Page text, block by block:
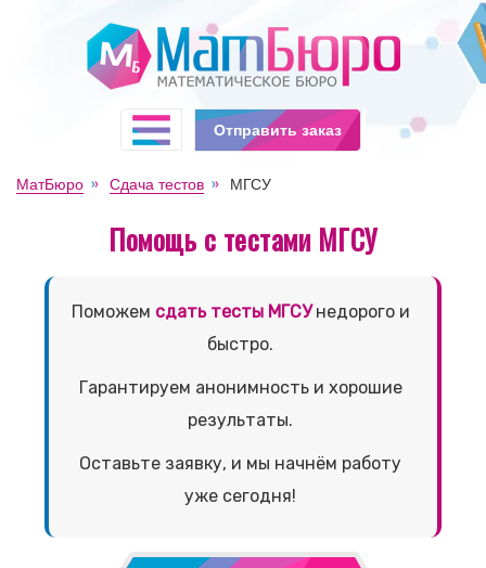
МатБюро Сдача тестов МГСУ
Помощь с тестами МГСУ
Поможем сдать тесты МГСУнедорого и
быстро.
Гарантируем анонимность и хорошие
результаты.
Оставьте заявку, и мы начнём работу
уже сегодня!
Отправить заказ